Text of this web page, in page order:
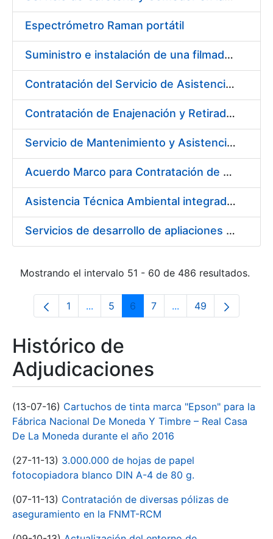
Espectrómetro Raman portátil
Suministro e instalación de una filmadora de plantillas pásticas
Contratación del Servicio de Asistencia Sanitaria de Enfermería de Urgencias
Contratación de Enajenación y Retirada de residuos de PVC, policarbonato y plásticos durante el año 2021
Servicio de Mantenimiento y Asistencia Técnica Integral de la máquina HP INDIGO 12000 del Departamento de Timbre en su sede de Madrid
Acuerdo Marco para Contratación de Servicios para desarrollo evolutivo de componentes software de la infraestructura de CERES
Asistencia Técnica Ambiental integrada en la Fábrica de Papel de Burgos
Servicios de desarrollo de apliaciones con APPWORKS
Mostrando el intervalo 51 - 60 de 486 resultados.
Página
1 ...Páginas intermedias Use TAB para
Página
5 Página
6 Página
7 ...Páginas intermedias
Página
49
Histórico de
Adjudicaciones
(13-07-16) Cartuchos de tinta marca "Epson" para la
Fábrica Nacional De Moneda Y Timbre – Real Casa
De La Moneda durante el año 2016
(27-11-13) 3.000.000 de hojas de papel
fotocopiadora blanco DIN A-4 de 80 g.
(07-11-13) Contratación de diversas pólizas de
aseguramiento en la FNMT-RCM